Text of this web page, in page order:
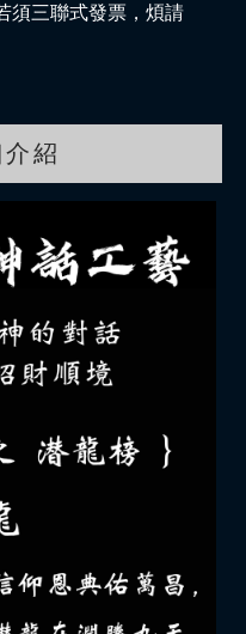
須三聯式發票，煩請
紹